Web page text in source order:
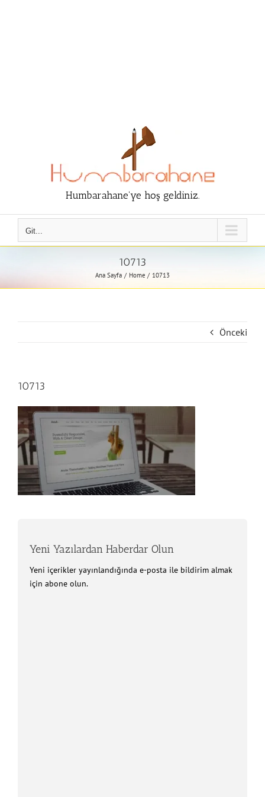
Humbarahane'ye hoş geldiniz.
Git...
10713
Ana Sayfa Home 10713
Önceki
10713
Yeni Yazılardan Haberdar Olun
Yeni içerikler yayınlandığında e-posta ile bildirim almak
için abone olun.